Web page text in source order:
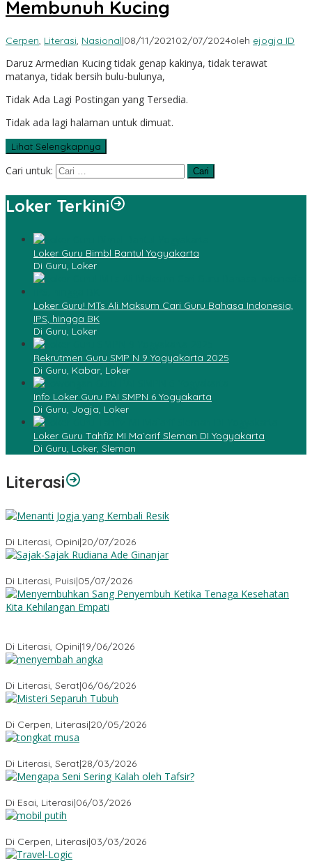
Membunuh Kucing
Cerpen, Literasi, Nasional|08/11/202102/07/2024oleh ejogja ID
Daruz Armedian Kucing tidak genap kakinya, tidak terawat
matanya, tidak bersih bulu-bulunya,
Tidak Ada Lagi Postingan yang Tersedia.
Tidak ada lagi halaman untuk dimuat.
Lihat Selengkapnya
Cari untuk:
Loker Terkini
Loker Guru Bimbl Bantul Yogyakarta
Di Guru, Loker
Loker Guru! MTs Ali Maksum Cari Guru Bahasa Indonesia,
IPS, hingga BK
Di Guru, Loker
Rekrutmen Guru SMP N 9 Yogyakarta 2025
Di Guru, Kabar, Loker
Info Loker Guru PAI SMPN 6 Yogyakarta
Di Guru, Jogja, Loker
Loker Guru Tahfiz MI Ma`arif Sleman DI Yogyakarta
Di Guru, Loker, Sleman
Literasi
Di Literasi, Opini|20/07/2026
Di Literasi, Puisi|05/07/2026
Di Literasi, Opini|19/06/2026
Di Literasi, Serat|06/06/2026
Di Cerpen, Literasi|20/05/2026
Di Literasi, Serat|28/03/2026
Di Esai, Literasi|06/03/2026
Di Cerpen, Literasi|03/03/2026